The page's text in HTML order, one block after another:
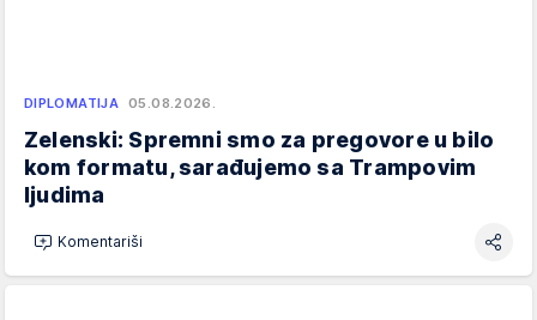
DIPLOMATIJA 05.08.2026.
Zelenski: Spremni smo za pregovore u bilo
kom formatu, sarađujemo sa Trampovim
ljudima
Komentariši